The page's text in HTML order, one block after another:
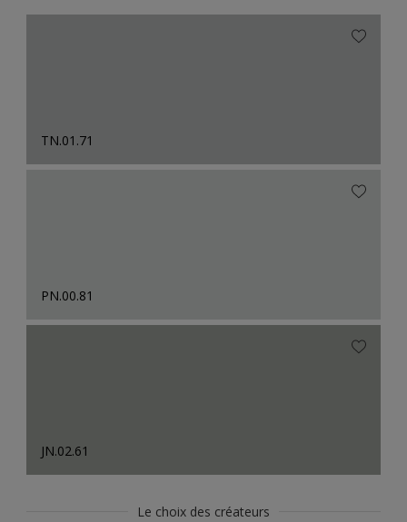
TN.01.71
PN.00.81
JN.02.61
Le choix des créateurs